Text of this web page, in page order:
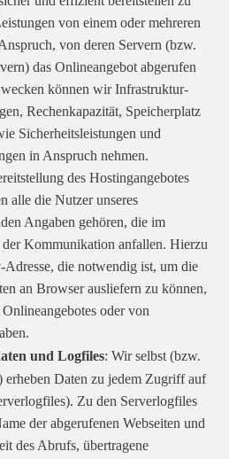
von einem oder mehreren
von deren Servern (bzw.
das Onlineangebot abgerufen
können wir Infrastruktur-
Rechenkapazität, Speicherplatz
Sicherheitsleistungen und
in Anspruch nehmen.
des Hostingangebotes
alle die Nutzer unseres
Angaben gehören, die im
Kommunikation anfallen. Hierzu
Adresse, die notwendig ist, um die
an Browser ausliefern zu können,
oder von
und Logfiles: Wir selbst (bzw.
erheben Daten zu jedem Zugriff auf
Zu den Serverlogfiles
der abgerufenen Webseiten und
des Abrufs, übertragene